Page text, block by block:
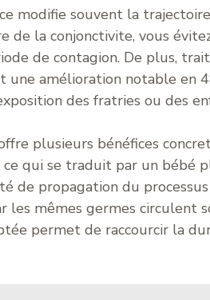
modifie souvent la
de la conjonctivite, vous
de contagion. De plus,
une amélioration notable en
des fratries ou des
plusieurs bénéfices
qui se traduit par un bébé
de propagation du
les mêmes germes circulent
permet de raccourcir la